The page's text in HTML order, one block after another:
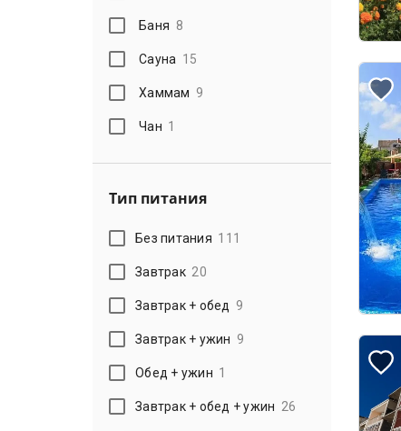
Баня 8
Сауна 15
Хаммам 9
Чан 1
Тип питания
Без питания 111
Завтрак 20
Завтрак + обед 9
Завтрак + ужин 9
Обед + ужин 1
Завтрак + обед + ужин 26